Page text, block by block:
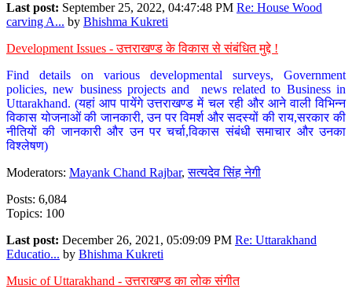
Last post: September 25, 2022, 04:47:48 PM Re: House Wood
carving A... by Bhishma Kukreti
Development Issues - उत्तराखण्ड के विकास से संबंधित मुद्दे !
Find details on various developmental surveys, Government
policies, new business projects and news related to Business in
Uttarakhand. (यहां आप पायेंगे उत्तराखण्ड में चल रही और आने वाली विभिन्न
विकास योजनाओं की जानकारी, उन पर विमर्श और सदस्यों की राय,सरकार की
नीतियों की जानकारी और उन पर चर्चा,विकास संबंधी समाचार और उनका
विश्लेषण)
Moderators: Mayank Chand Rajbar,सत्यदेव सिंह नेगी
Posts: 6,084
Topics: 100
Last post: December 26, 2021, 05:09:09 PM Re: Uttarakhand
Educatio... by Bhishma Kukreti
Music of Uttarakhand - उत्तराखण्ड का लोक संगीत